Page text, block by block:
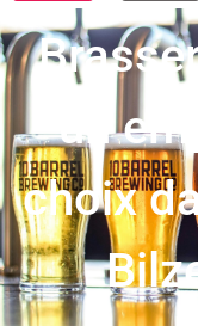
un
choix